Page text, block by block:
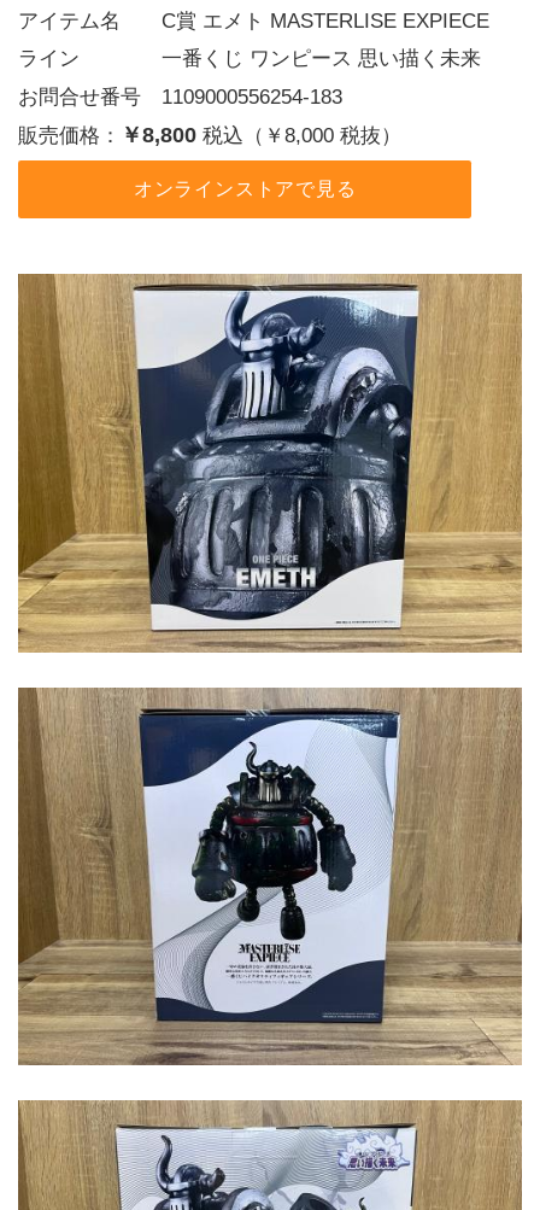
アイテム名　　C賞 エメト MASTERLISE EXPIECE
ライン    一番くじ ワンピース 思い描く未来
お問合せ番号 1109000556254-183
販売価格： ￥8,800 税込（￥8,000 税抜）
オンラインストアで見る